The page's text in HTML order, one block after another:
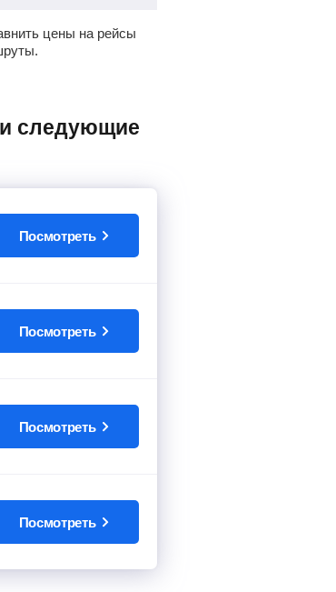
цены на рейсы
Посмотреть
Посмотреть
Посмотреть
Посмотреть